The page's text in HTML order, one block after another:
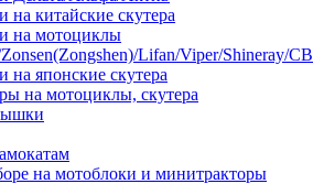
на китайские скутера
на мотоциклы
Lifan/Viper/Shineray/CB
на японские скутера
на мотоциклы, скутера
на мотоблоки и минитракторы